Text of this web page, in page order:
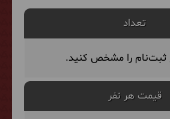
تعداد
ثبت‌نام را مشخص کنید.
قیمت هر نفر